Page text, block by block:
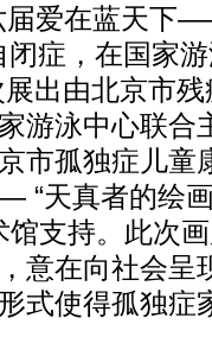
届爱在蓝天下
症，在国家
出由北京市
游泳中心联合
市孤独症儿童
“天真者的绘
支持。此次
意在向社会呈
式使得孤独症